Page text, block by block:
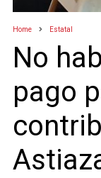
Home Estatal
No
pago